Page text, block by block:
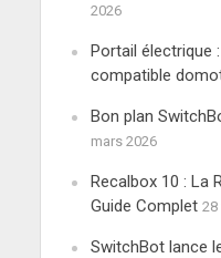
2026
Portail électrique
compatible
Bon plan
mars 2026
Recalbox 10 : La
Guide Complet 28
SwitchBot lance